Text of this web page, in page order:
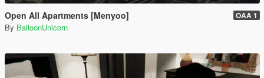
Open All Apartments [Menyoo] OAA 1
By BalloonUnicorn